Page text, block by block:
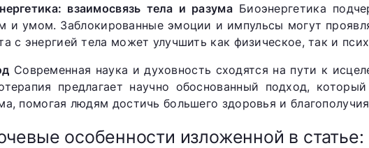
взаимосвязь тела и разумаБиоэнергетика
и умом. Заблокированные эмоции и импульсы могут
с энергией тела может улучшить как физическое, так и
Современная наука и духовность сходятся на пути к
предлагает научно обоснованный подход,
помогая людям достичь большего здоровья и
особенности изложенной в статье: